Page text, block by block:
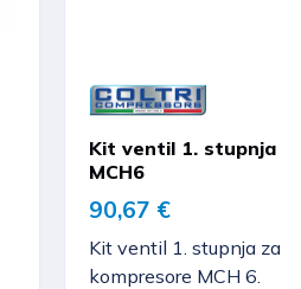
Kit ventil 1. stupnja
MCH6
90,67 €
Kit ventil 1. stupnja za
kompresore MCH 6.